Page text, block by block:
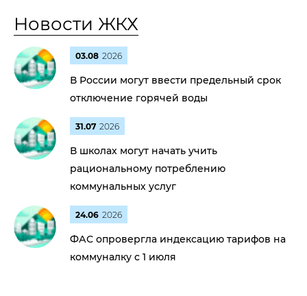
Новости ЖКХ
03.08 2026
В России могут ввести предельный срок
отключение горячей воды
31.07 2026
В школах могут начать учить
рациональному потреблению
коммунальных услуг
24.06 2026
ФАС опровергла индексацию тарифов на
коммуналку с 1 июля